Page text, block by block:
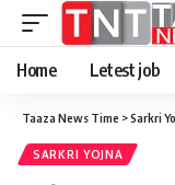
Home Letest job
Taaza News Time >Sarkri
SARKRI YOJNA